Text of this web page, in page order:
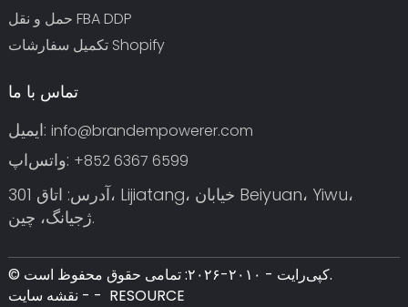
حمل و نقل FBA DDP
تکمیل سفارشات Shopify
تماس با ما
ایمیل: info@brandempowerer.com
واتس‌اپ: ‎+852 6367 6599‎
آدرس: اتاق 301، Lijiatang، خیابان Beiyuan، Yiwu،
ژجیانگ، چین.
© کپی‌رایت - ۲۰۱۰-۲۰۲۶: تمامی حقوق محفوظ است.
نقشه سایت - - RESOURCE